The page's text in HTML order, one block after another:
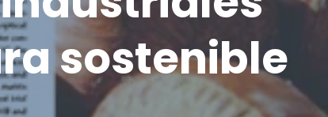
sostenible